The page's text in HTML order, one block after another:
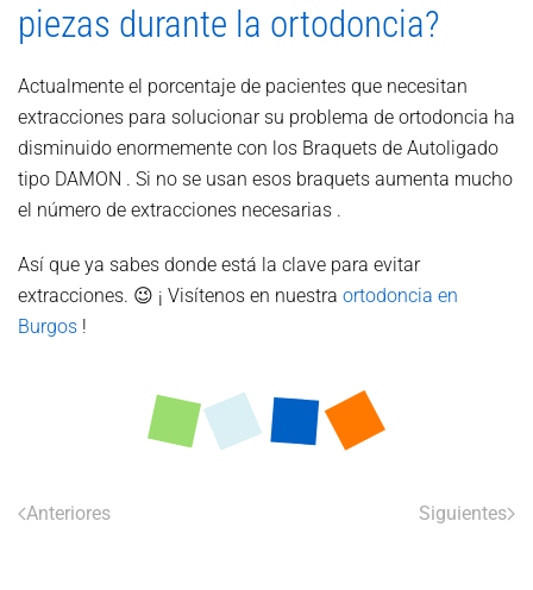
piezas durante la ortodoncia?
Actualmente el porcentaje de pacientes que necesitan
extracciones para solucionar su problema de ortodoncia ha
disminuido enormemente con los Braquets de Autoligado
tipo DAMON . Si no se usan esos braquets aumenta mucho
el número de extracciones necesarias .
Así que ya sabes donde está la clave para evitar
extracciones. 😉 ¡ Visítenos en nuestra ortodoncia en
Burgos !
Anteriores Siguientes